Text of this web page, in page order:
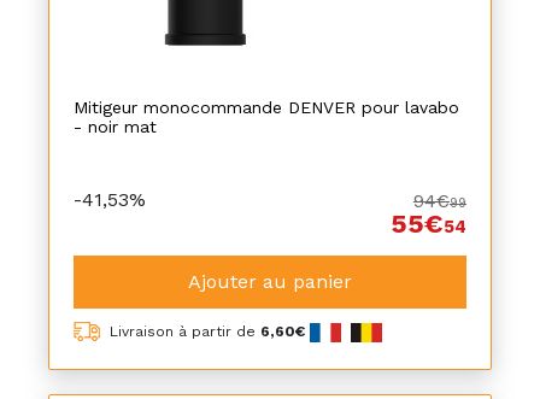
Mitigeur monocommande DENVER pour lavabo
- noir mat
-41,53% 94€99
55€54
Ajouter au panier
Livraison à partir de 6,60€